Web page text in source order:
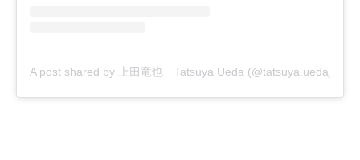
A post shared by 上田竜也 Tatsuya Ueda (@tatsuya.ueda_kt)